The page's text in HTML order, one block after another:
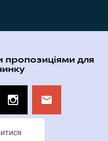
пропозиціями для